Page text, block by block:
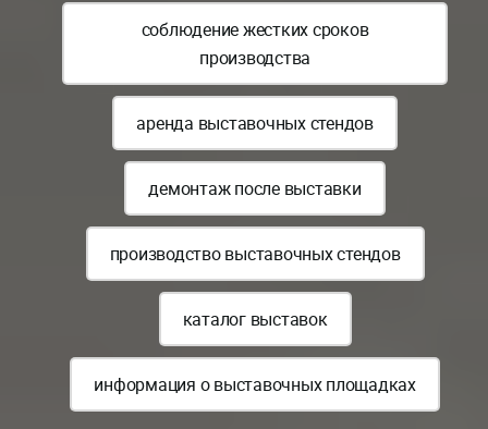
соблюдение жестких сроков
производства
аренда выставочных стендов
демонтаж после выставки
производство выставочных стендов
каталог выставок
информация о выставочных площадках